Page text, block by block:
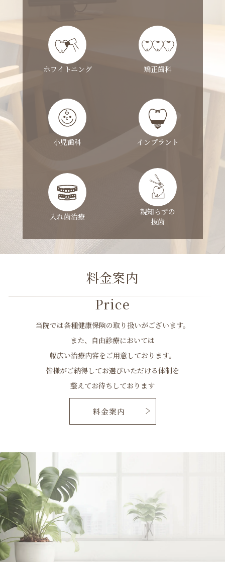
ホワイトニング 矯正歯科
小児歯科 インプラント
入れ歯治療
親知らずの
抜歯
料金案内
Price
また、自由診療においては
料金案内